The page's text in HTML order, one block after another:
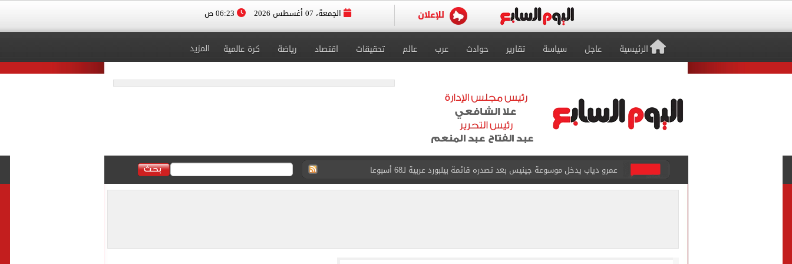
الجمعة، 07 أغسطس 2026
الرئيسية عاجل سياسة تقارير حوادث عرب عالم تحقيقات اقتصاد رياضة كرة عالمية المزيد
عمرو دياب يدخل موسوعة جينيس بعد تصدره قائمة بيلبورد عربية لـ68 أسبوعا
إغلاق طريق مصر أسوان الزراعى الغربى كليا من المنيب للعياط.. اعرف التحويلات
الاستعلامات تفند ادعاءات ذا صن وميرور حول علاج سيدة بريطانية في شرم الشيخ